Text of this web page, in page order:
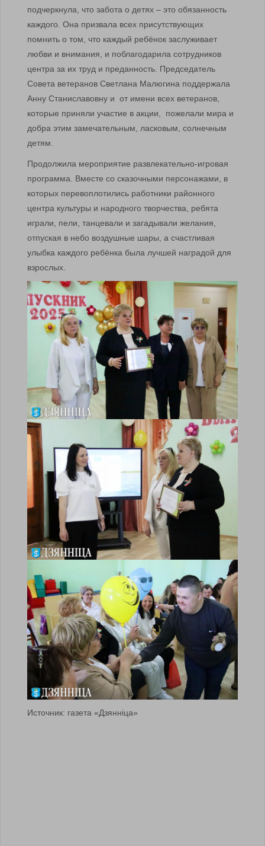
подчеркнула, что забота о детях – это обязанность
каждого. Она призвала всех присутствующих
помнить о том, что каждый ребёнок заслуживает
любви и внимания, и поблагодарила сотрудников
центра за их труд и преданность. Председатель
Совета ветеранов Светлана Малюгина поддержала
Анну Станиславовну и от имени всех ветеранов,
которые приняли участие в акции, пожелали мира и
добра этим замечательным, ласковым, солнечным
детям.
Продолжила мероприятие развлекательно-игровая
программа. Вместе со сказочными персонажами, в
которых перевоплотились работники районного
центра культуры и народного творчества, ребята
играли, пели, танцевали и загадывали желания,
отпуская в небо воздушные шары, а счастливая
улыбка каждого ребёнка была лучшей наградой для
взрослых.
Источник: газета «Дзяннiца»